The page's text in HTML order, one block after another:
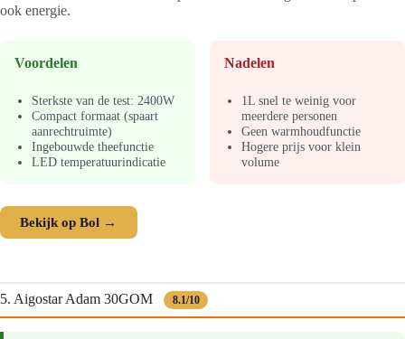
ook energie.
Voordelen
Sterkste van de test: 2400W
Compact formaat (spaart
aanrechtruimte)
Ingebouwde theefunctie
LED temperatuurindicatie
Nadelen
1L snel te weinig voor
meerdere personen
Geen warmhoudfunctie
Hogere prijs voor klein
volume
Bekijk op Bol →
5. Aigostar Adam 30GOM 8.1/10